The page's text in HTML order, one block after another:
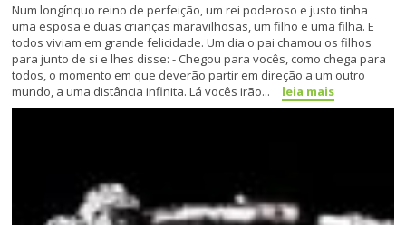
Num longínquo reino de perfeição, um rei poderoso e justo tinha
uma esposa e duas crianças maravilhosas, um filho e uma filha. E
todos viviam em grande felicidade. Um dia o pai chamou os filhos
para junto de si e lhes disse: - Chegou para vocês, como chega para
todos, o momento em que deverão partir em direção a um outro
mundo, a uma distância infinita. Lá vocês irão...
leia mais